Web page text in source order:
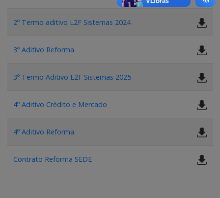
2º Termo aditivo L2F Sistemas 2024
3º Aditivo Reforma
3º Termo Aditivo L2F Sistemas 2025
4º Aditivo Crédito e Mercado
4º Aditivo Reforma
Contrato Reforma SEDE